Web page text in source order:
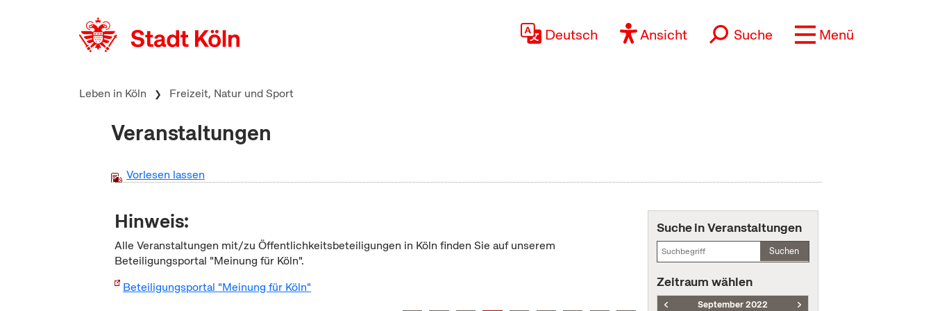
Deutsch Ansicht Suche Menü
Leben in Köln Freizeit, Natur und Sport
Veranstaltungen
Vorlesen lassen
Hinweis:
Alle Veranstaltungen mit/zu Öffentlichkeitsbeteiligungen in Köln finden Sie auf unserem
Beteiligungsportal "Meinung für Köln".
Beteiligungsportal "Meinung für Köln"
Suche in Veranstaltungen
Suchen
Zeitraum wählen
September 2022